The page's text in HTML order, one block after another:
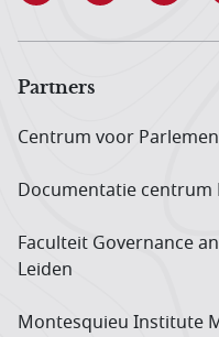
Partners
Centrum voor
Documentatie centrum
Faculteit Governance
Leiden
Montesquieu Institute